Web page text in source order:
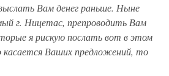
Вам денег раньше. Ныне
г. Ницетас, препроводить Вам
я рискую послать вот в этом
Ваших предложений, то